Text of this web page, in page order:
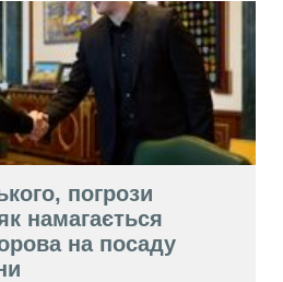
погрози
намагається
на посаду